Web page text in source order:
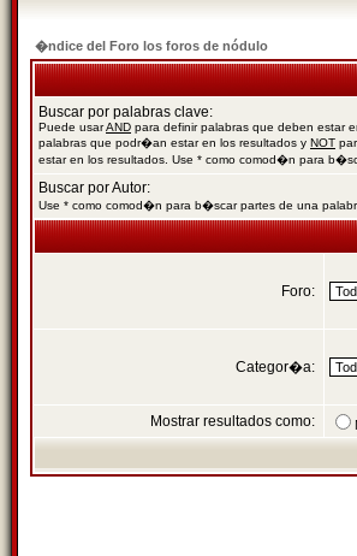
�ndice del Foro los foros de nódulo
Buscar por palabras clave:
Puede usarAND para definir palabras que deben estar
palabras que podr�an estar en los resultados y NOT
estar en los resultados. Use * como comod�n para
Buscar por Autor:
Use * como comod�n para b�scar partes de una
Foro:
Categor�a:
Mostrar resultados como: